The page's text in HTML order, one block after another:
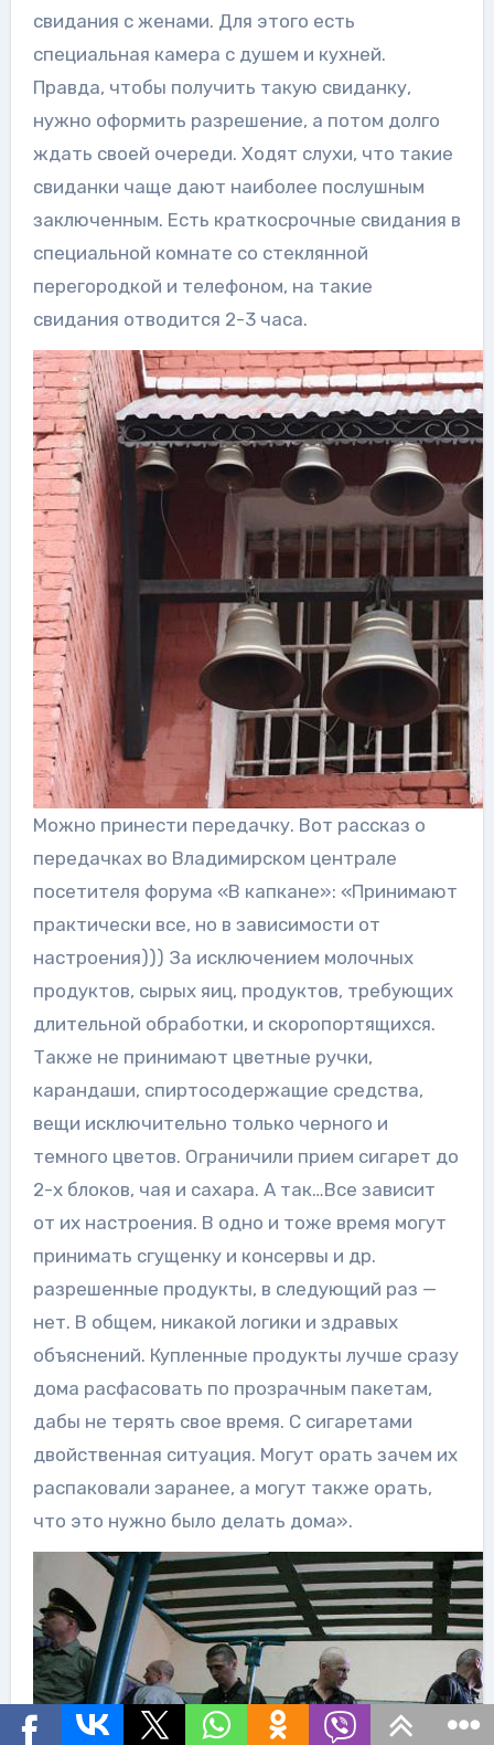
свидания с женами. Для этого есть
специальная камера с душем и кухней.
Правда, чтобы получить такую свиданку,
нужно оформить разрешение, а потом долго
ждать своей очереди. Ходят слухи, что такие
свиданки чаще дают наиболее послушным
заключенным. Есть краткосрочные свидания в
специальной комнате со стеклянной
перегородкой и телефоном, на такие
свидания отводится 2-3 часа.
Можно принести передачку. Вот рассказ о
передачках во Владимирском централе
посетителя форума «В капкане»: «Принимают
практически все, но в зависимости от
настроения))) За исключением молочных
продуктов, сырых яиц, продуктов, требующих
длительной обработки, и скоропортящихся.
Также не принимают цветные ручки,
карандаши, спиртосодержащие средства,
вещи исключительно только черного и
темного цветов. Ограничили прием сигарет до
2-х блоков, чая и сахара. А так…Все зависит
от их настроения. В одно и тоже время могут
принимать сгущенку и консервы и др.
разрешенные продукты, в следующий раз —
нет. В общем, никакой логики и здравых
объяснений. Купленные продукты лучше сразу
дома расфасовать по прозрачным пакетам,
дабы не терять свое время. С сигаретами
двойственная ситуация. Могут орать зачем их
распаковали заранее, а могут также орать,
что это нужно было делать дома».